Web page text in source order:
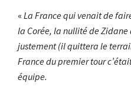
« La France qui venait de
la Corée, la nullité de
justement (il quittera le
France du premier tour
équipe.